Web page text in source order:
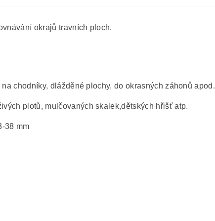
okrajů travních ploch.
chodníky, dlážděné plochy, do okrasných záhonů apod.
plotů, mulčovaných skalek,dětských hřišť atp.
38 mm